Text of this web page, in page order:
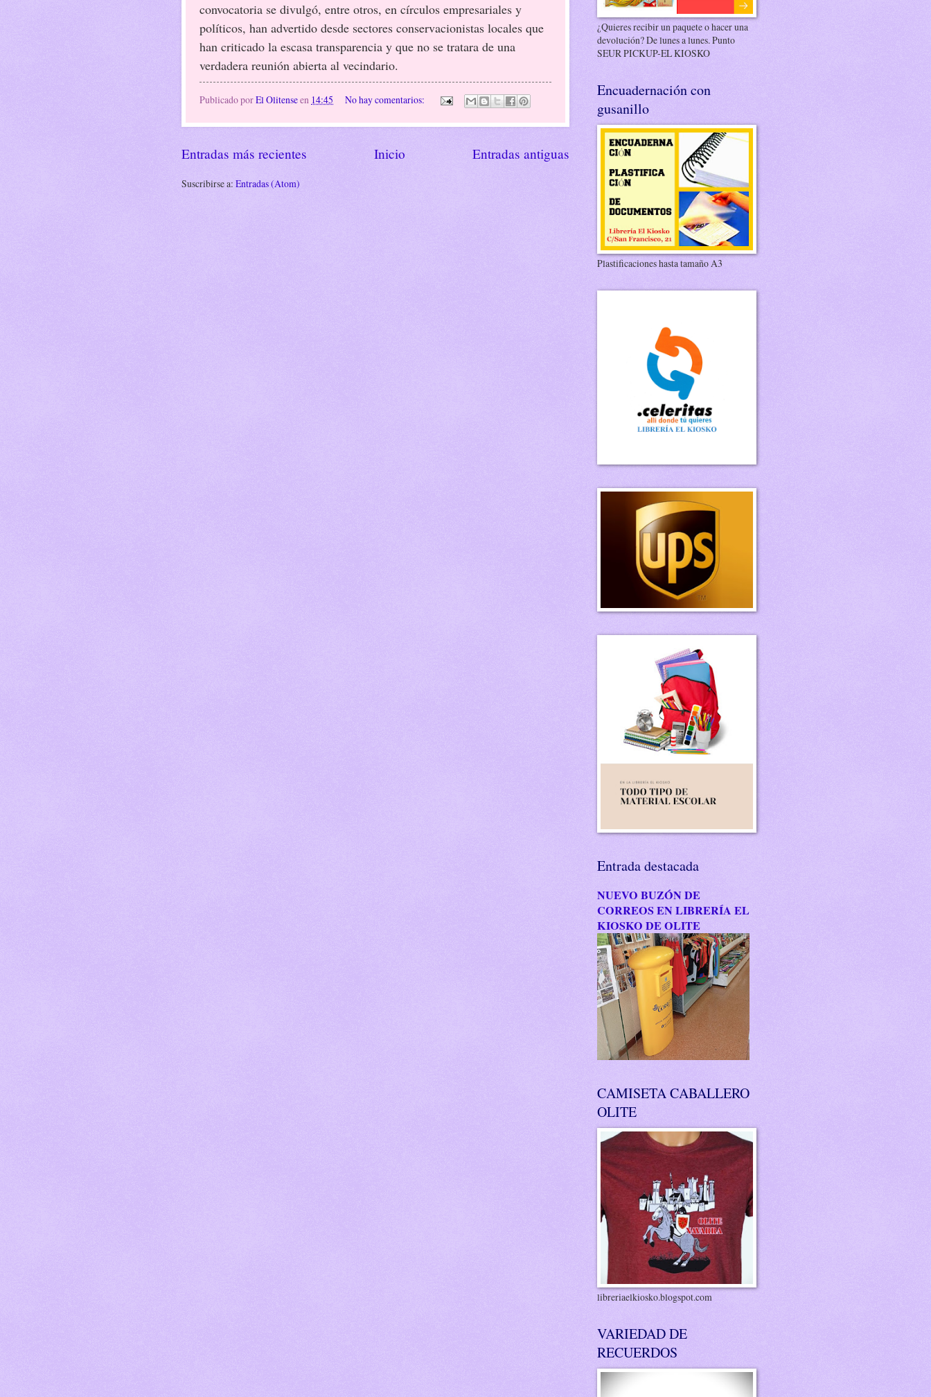
convocatoria se divulgó, entre otros, en círculos empresariales y
políticos, han advertido desde sectores conservacionistas locales que
han criticado la escasa transparencia y que no se tratara de una
verdadera reunión abierta al vecindario.
Publicado porEl Olitenseen 14:45 No hay comentarios:
Entradas más recientes Entradas antiguas
Inicio
Suscribirse a: Entradas (Atom)
¿Quieres recibir un paquete o hacer una
devolución? De lunes a lunes. Punto
SEUR PICKUP-EL KIOSKO
Encuadernación con
gusanillo
Plastificaciones hasta tamaño A3
Entrada destacada
NUEVO BUZÓN DE
CORREOS EN LIBRERÍA EL
KIOSKO DE OLITE
CAMISETA CABALLERO
OLITE
libreriaelkiosko.blogspot.com
VARIEDAD DE
RECUERDOS